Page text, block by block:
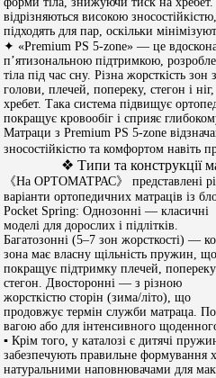
відрізняються високою
підходять для пар, оскільки
✦ «Premium PS 5-zone» — це
п’ятизональною підтримкою,
тіла під час сну. Різна жорсткість
голови, плечей, попереку, стегон і
хребет. Така система підвищує
покращує кровообіг і сприяє
Матраци з Premium PS 5-zone
зносостійкістю та комфортом навіть
❖ Типи та конструкції
《На ОРТОМАТРАС》 представлені
варіанти ортопедичних матраців із
Pocket Spring: Однозонні — класичні
моделі для дорослих і підлітків.
Багатозонні (5–7 зон жорсткості) —
зона має власну щільність пружин, що
покращує підтримку плечей,
стегон. Двосторонні — з різною
жорсткістю сторін (зима/літо), що
продовжує термін служби матраца.
вагою або для інтенсивного
▪︎ Крім того, у каталозі є дитячі
забезпечують правильне формування
натуральними наповнювачами для